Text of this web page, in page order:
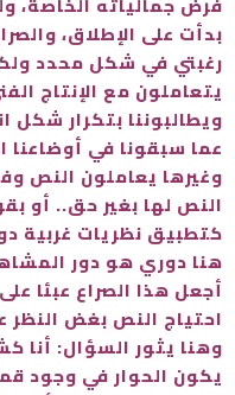
بدأت على الإطلاق،
رغبتي في شكل محدد
يتعاملون مع الإنتاج
ويطالبوننا بتكرار شكل
عما سبقونا في أوضاعنا
وغيرها يعاملون النص
النص لها بغير حق.. أو
كتطبيق نظريات غربية
هنا دوري هو دور
أجعل هذا الصراع عبئا
احتياج النص بغض
وهنا يثور السؤال:
يكون الحوار في وجود